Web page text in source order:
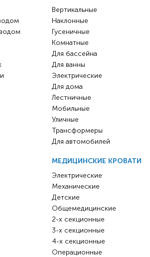
Вертикальные
Наклонные
Гусеничные
Комнатные
Для бассейна
Для ванны
Электрические
Для дома
Лестничные
Мобильные
Уличные
Трансформеры
Для автомобилей
МЕДИЦИНСКИЕ КРОВАТИ
Электрические
Механические
Детские
Общемедицинские
2-х секционные
3-х секционные
4-х секционные
Операционные